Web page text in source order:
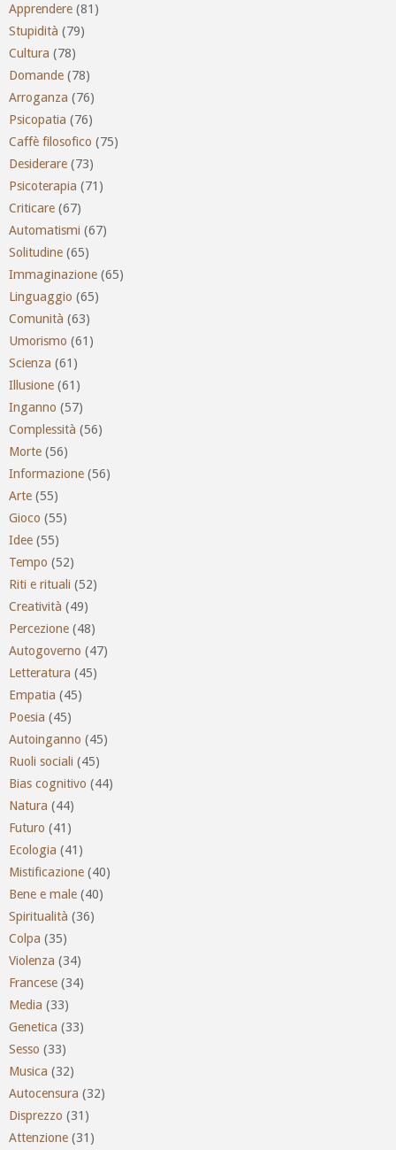
Apprendere (81)
Stupidità (79)
Cultura (78)
Domande (78)
Arroganza (76)
Psicopatia (76)
Caffè filosofico (75)
Desiderare (73)
Psicoterapia (71)
Criticare (67)
Automatismi (67)
Solitudine (65)
Immaginazione (65)
Linguaggio (65)
Comunità (63)
Umorismo (61)
Scienza (61)
Illusione (61)
Inganno (57)
Complessità (56)
Morte (56)
Informazione (56)
Arte (55)
Gioco (55)
Idee (55)
Tempo (52)
Riti e rituali (52)
Creatività (49)
Percezione (48)
Autogoverno (47)
Letteratura (45)
Empatia (45)
Poesia (45)
Autoinganno (45)
Ruoli sociali (45)
Bias cognitivo (44)
Natura (44)
Futuro (41)
Ecologia (41)
Mistificazione (40)
Bene e male (40)
Spiritualità (36)
Colpa (35)
Violenza (34)
Francese (34)
Media (33)
Genetica (33)
Sesso (33)
Musica (32)
Autocensura (32)
Disprezzo (31)
Attenzione (31)